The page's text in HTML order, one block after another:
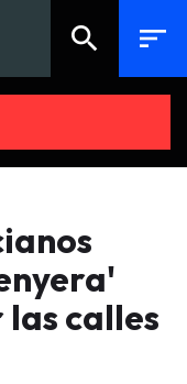
search sort
calles